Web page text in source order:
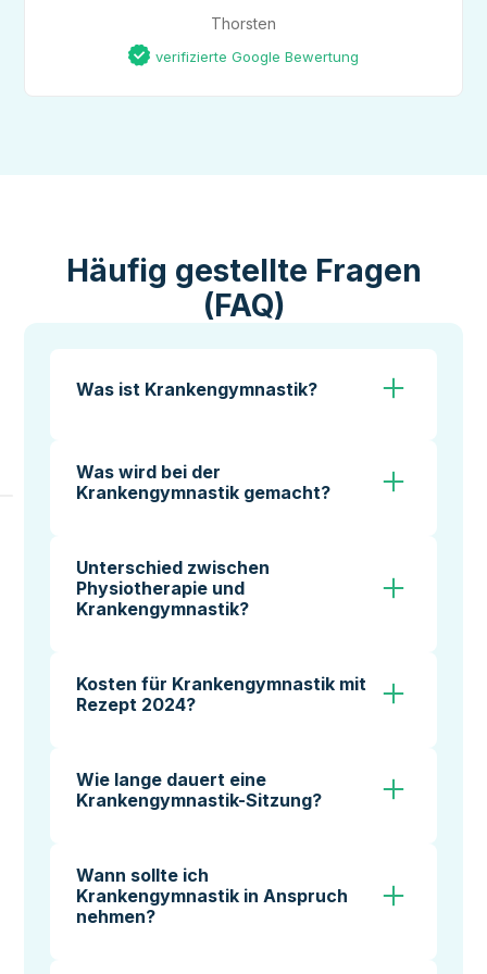
Thorsten
verifizierte Google Bewertung
Häufig gestellte Fragen
(FAQ)
Was ist Krankengymnastik?
und Funktionsfähigkeit des Körpers
Was wird bei der
Krankengymnastik gemacht?
Kräftigung von Muskulatur und Gelenken.
Unterschied zwischen
Physiotherapie und
Krankengymnastik?
manuelle Techniken. Physiotherapie umfasst
Kosten für Krankengymnastik mit
Rezept 2024?
von ca. 10 Euro pro Verordnung.
Wie lange dauert eine
Krankengymnastik-Sitzung?
Wann sollte ich
Krankengymnastik in Anspruch
nehmen?